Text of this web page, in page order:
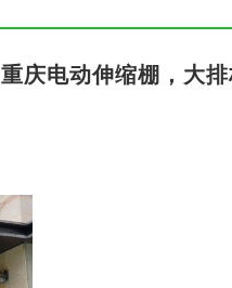
重庆电动伸缩棚，大